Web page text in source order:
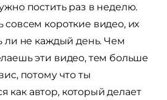
постить раз в неделю.
совсем короткие видео, их
ли не каждый день. Чем
эти видео, тем больше
потому что ты
как автор, который делает